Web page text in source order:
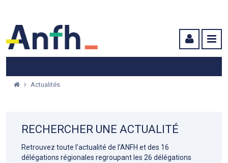
Actualités
RECHERCHER UNE ACTUALITÉ
Retrouvez toute l’actualité de l’ANFH et des 16
délégations régionales regroupant les 26 délégations